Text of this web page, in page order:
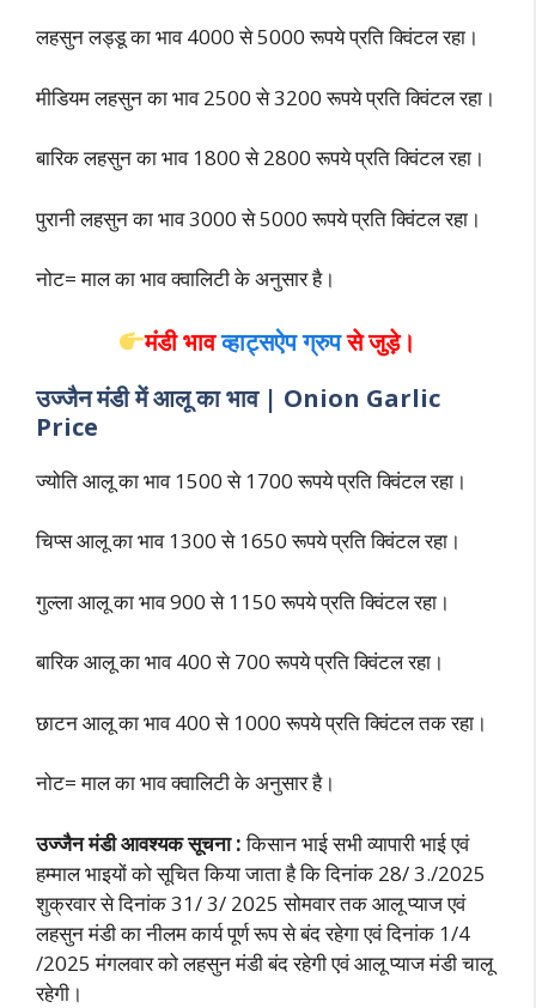
लहसुन लड्डू का भाव 4000 से 5000 रूपये प्रति क्विंटल रहा।
मीडियम लहसुन का भाव 2500 से 3200 रूपये प्रति क्विंटल रहा।
बारिक लहसुन का भाव 1800 से 2800 रूपये प्रति क्विंटल रहा।
पुरानी लहसुन का भाव 3000 से 5000 रूपये प्रति क्विंटल रहा।
नोट= माल का भाव क्वालिटी के अनुसार है।
मंडी भावव्हाट्सऐप ग्रुपसेजुड़े।
उज्जैन मंडी में आलू का भाव | Onion Garlic
Price
ज्योति आलू का भाव 1500 से 1700 रूपये प्रति क्विंटल रहा।
चिप्स आलू का भाव 1300 से 1650 रूपये प्रति क्विंटल रहा।
गुल्ला आलू का भाव 900 से 1150 रूपये प्रति क्विंटल रहा।
बारिक आलू का भाव 400 से 700 रूपये प्रति क्विंटल रहा।
छाटन आलू का भाव 400 से 1000 रूपये प्रति क्विंटल तक रहा।
नोट= माल का भाव क्वालिटी के अनुसार है।
उज्जैन मंडी आवश्यक सूचना :किसान भाई सभी व्यापारी भाई एवं
हम्माल भाइयों को सूचित किया जाता है कि दिनांक 28/ 3./2025
शुक्रवार से दिनांक 31/ 3/ 2025 सोमवार तक आलू प्याज एवं
लहसुन मंडी का नीलम कार्य पूर्ण रूप से बंद रहेगा एवं दिनांक 1/4
/2025 मंगलवार को लहसुन मंडी बंद रहेगी एवं आलू प्याज मंडी चालू
रहेगी।